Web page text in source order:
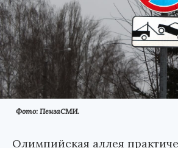
Фото: ПензаСМИ.
Олимпийская аллея